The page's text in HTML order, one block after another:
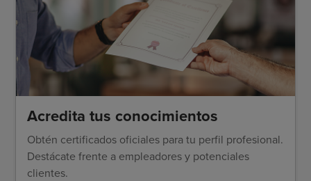
Acredita tus conocimientos
Obtén certificados oficiales para tu perfil profesional.
Destácate frente a empleadores y potenciales
clientes.